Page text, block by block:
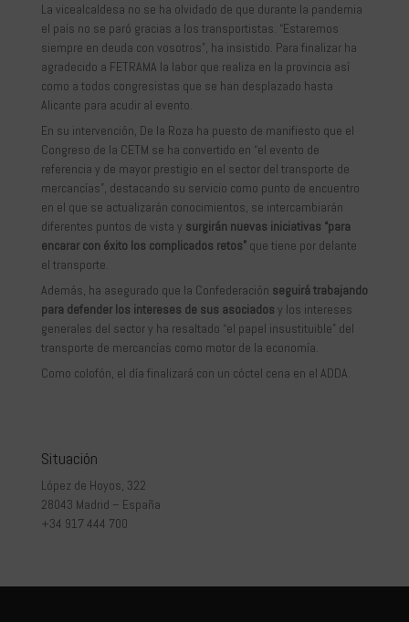
La vicealcaldesa no se ha olvidado de que durante la pandemia
el país no se paró gracias a los transportistas. “Estaremos
siempre en deuda con vosotros”, ha insistido. Para finalizar ha
agradecido a FETRAMA la labor que realiza en la provincia así
como a todos congresistas que se han desplazado hasta
Alicante para acudir al evento.
En su intervención, De la Roza ha puesto de manifiesto que el
Congreso de la CETM se ha convertido en “el evento de
referencia y de mayor prestigio en el sector del transporte de
mercancías”, destacando su servicio como punto de encuentro
en el que se actualizarán conocimientos, se intercambiarán
diferentes puntos de vista y surgirán nuevas iniciativas “para
encarar con éxito los complicados retos” que tiene por delante
el transporte.
Además, ha asegurado que la Confederación seguirá trabajando
para defender los intereses de sus asociados y los intereses
generales del sector y ha resaltado “el papel insustituible” del
transporte de mercancías como motor de la economía.
Como colofón, el día finalizará con un cóctel cena en el ADDA.
Situación
López de Hoyos, 322
28043 Madrid – España
+34 917 444 700